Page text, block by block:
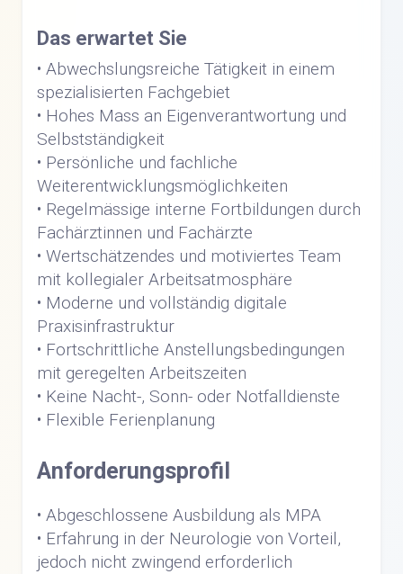
Das erwartet Sie
• Abwechslungsreiche Tätigkeit in einem
spezialisierten Fachgebiet
• Hohes Mass an Eigenverantwortung und
Selbstständigkeit
• Persönliche und fachliche
Weiterentwicklungsmöglichkeiten
• Regelmässige interne Fortbildungen durch
Fachärztinnen und Fachärzte
• Wertschätzendes und motiviertes Team
mit kollegialer Arbeitsatmosphäre
• Moderne und vollständig digitale
Praxisinfrastruktur
• Fortschrittliche Anstellungsbedingungen
mit geregelten Arbeitszeiten
• Keine Nacht-, Sonn- oder Notfalldienste
• Flexible Ferienplanung
Anforderungsprofil
• Abgeschlossene Ausbildung als MPA
• Erfahrung in der Neurologie von Vorteil,
jedoch nicht zwingend erforderlich